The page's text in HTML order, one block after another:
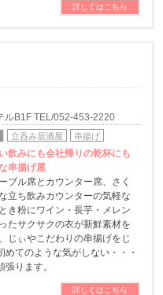
詳しくはこちら
ルB1F TEL/052-453-2220
立呑み居酒屋 串揚げ
飲みにも会社帰りの乾杯にも
串揚げ屋
ブル席とカウンター席、さく
立ち飲みカウンターの気軽な
き粉にワイン・長芋・メレン
たサクサクの衣が新鮮素材を
じぃやこだわりの串揚げをじ
てのような気がしない・・・
ります。
詳しくはこちら